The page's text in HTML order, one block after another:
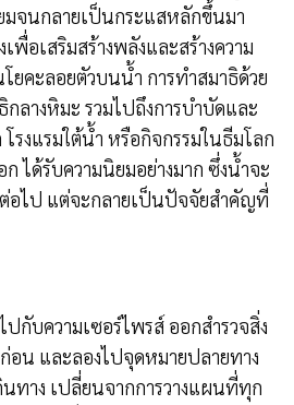
จนกลายเป็นกระแสหลักขึ้นมา
เพื่อเสริมสร้างพลังและสร้างความ
ยคะลอยตัวบนน้ำ การทำสมาธิด้วย
กลางหิมะ รวมไปถึงการบำบัดและ
รงแรมใต้น้ำ หรือกิจกรรมในธีมโลก
ก ได้รับความนิยมอย่างมาก ซึ่งน้ำจะ
อไป แต่จะกลายเป็นปัจจัยสำคัญที่
กับความเซอร์ไพรส์ ออกสำรวจสิ่ง
อน และลองไปจุดหมายปลายทาง
ทาง เปลี่ยนจากการวางแผนที่ทุก